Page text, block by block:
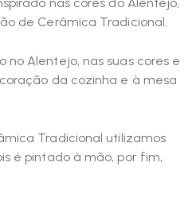
de Cerâmica Tradicional.
no Alentejo, nas suas cores e
da cozinha e à mesa
Tradicional utilizamos
é pintado à mão, por fim,